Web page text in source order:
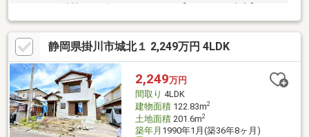
アリ工防除工事、クリーニングシステムキッチン交換、ユニット
バス交換、洗面化粧台交換【おすすめポイント】・本物件は条件
により住宅ローン減税が適用されます。・シロアリ防除工事施工
後5年間保証。【周辺施設】・第一小学校まで約1050ｍ（徒歩約
14分）・東中学校まで約1360ｍ（徒歩17分）・ユーコープ緑ヶ丘
店様まで約860ｍ（徒歩11分）・セブンイレブ
静岡県掛川市城北１ 2,249万円 4LDK
2,249万円
間取り 4LDK
建物面積122.83m2
土地面積201.6m2
築年月 1990年1月(築36年8ヶ月)